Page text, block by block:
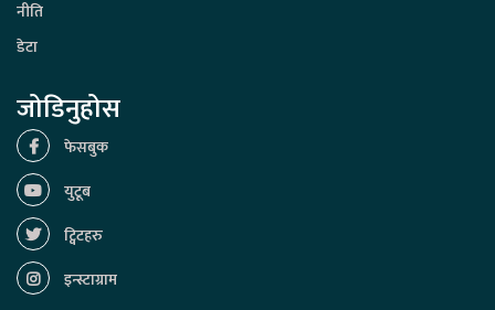
नीति
डेटा
जोडिनुहोस
फेसबुक
युटूब
ट्विटहरु
इन्स्टाग्राम